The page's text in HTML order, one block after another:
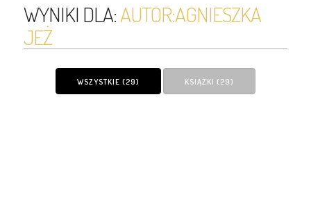
WYNIKI DLA:AUTOR:AGNIESZKA
JEŻ
WSZYSTKIE (29) KSIĄŻKI (29)